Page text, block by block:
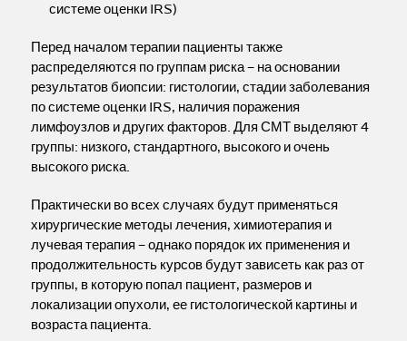
системе оценки IRS)
Перед началом терапии пациенты также
распределяются по группам риска – на основании
результатов биопсии: гистологии, стадии заболевания
по системе оценки IRS, наличия поражения
лимфоузлов и других факторов. Для СМТ выделяют 4
группы: низкого, стандартного, высокого и очень
высокого риска.
Практически во всех случаях будут применяться
хирургические методы лечения, химиотерапия и
лучевая терапия – однако порядок их применения и
продолжительность курсов будут зависеть как раз от
группы, в которую попал пациент, размеров и
локализации опухоли, ее гистологической картины и
возраста пациента.